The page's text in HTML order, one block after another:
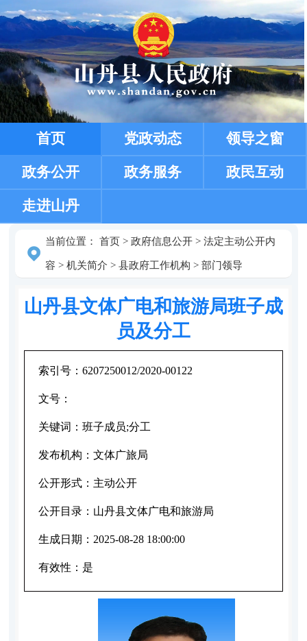
首页 党政动态 领导之窗
政务公开 政务服务 政民互动
走进山丹
当前位置： 首页> 政府信息公开> 法定主动公开内
容 > 机关简介 > 县政府工作机构 > 部门领导
山丹县文体广电和旅游局班子成
员及分工
索引号： 6207250012/2020-00122
文号：
关键词： 班子成员;分工
发布机构： 文体广旅局
公开形式： 主动公开
公开目录： 山丹县文体广电和旅游局
生成日期： 2025-08-28 18:00:00
有效性： 是